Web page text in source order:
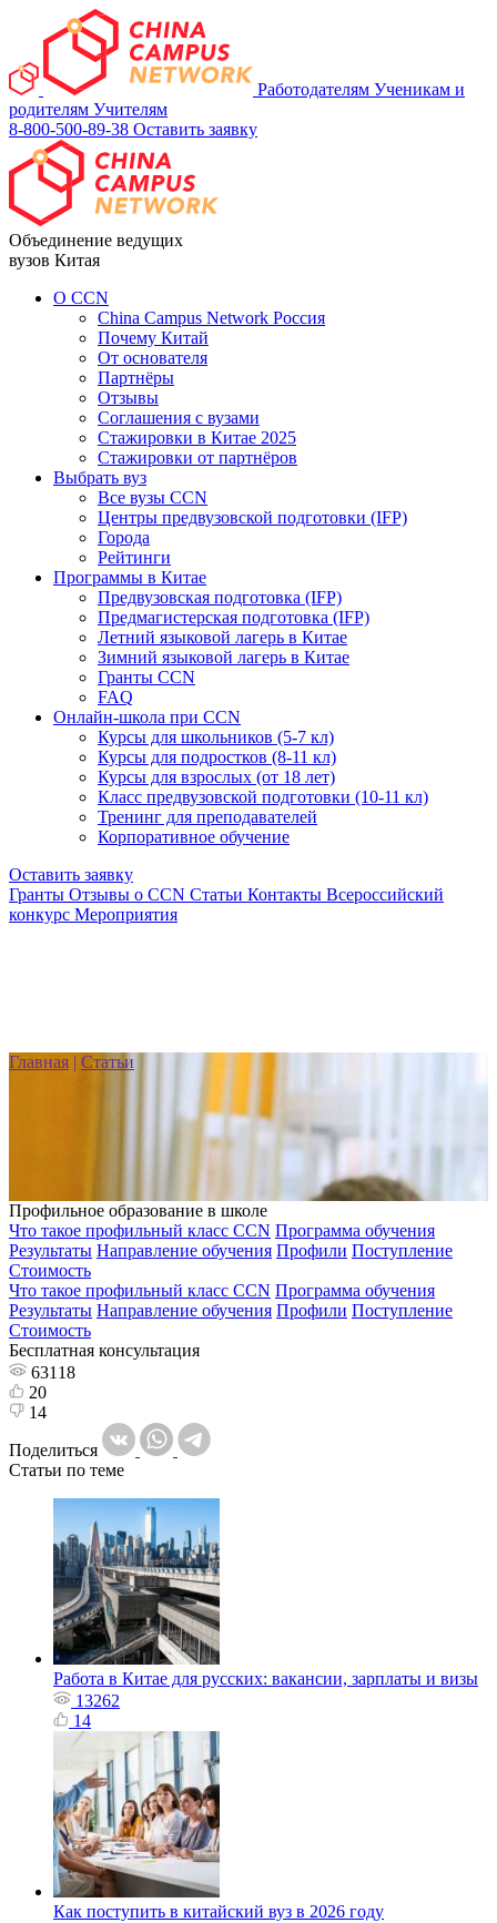
Работодателям Ученикам и
родителям Учителям
8-800-500-89-38 Оставить заявку
Объединение ведущих
вузов Китая
О ССN
China Campus Network Россия
Почему Китай
От основателя
Партнёры
Отзывы
Соглашения с вузами
Стажировки в Китае 2025
Стажировки от партнёров
Выбрать вуз
Все вузы CCN
Центры предвузовской подготовки (IFP)
Города
Рейтинги
Программы в Китае
Предвузовская подготовка (IFP)
Предмагистерская подготовка (IFP)
Летний языковой лагерь в Китае
Зимний языковой лагерь в Китае
Гранты CCN
FAQ
Онлайн-школа при CCN
Курсы для школьников (5-7 кл)
Курсы для подростков (8-11 кл)
Курсы для взрослых (от 18 лет)
Класс предвузовской подготовки (10-11 кл)
Тренинг для преподавателей
Корпоративное обучение
Оставить заявку
Гранты Отзывы о CCN Статьи Контакты Всероссийский
конкурс Мероприятия
Главная | Статьи
Профильное образование в школе
Что такое профильный класс CCN Программа обучения
Результаты Направление обучения Профили Поступление
Стоимость
Что такое профильный класс CCN Программа обучения
Результаты Направление обучения Профили Поступление
Стоимость
Бесплатная консультация
63118
20
14
Поделиться
Статьи по теме
Работа в Китае для русских: вакансии, зарплаты и визы
13262
14
Как поступить в китайский вуз в 2026 году